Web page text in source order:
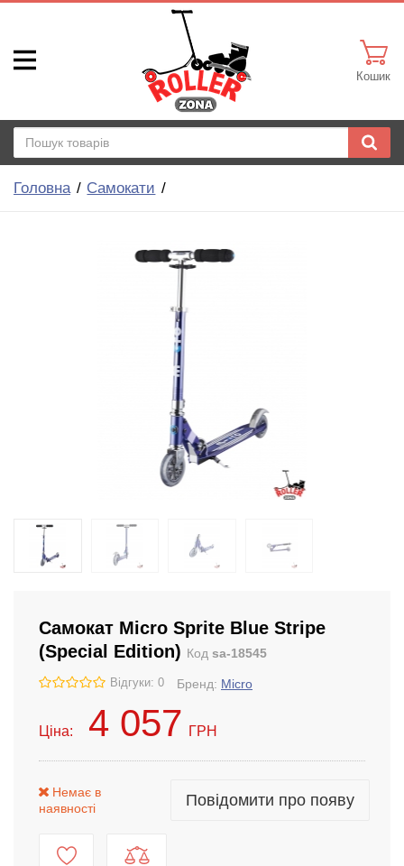
Кошик
Головна Самокати
Самокат Micro Sprite Blue Stripe
(Special Edition) Код sa-18545
Відгуки: 0 Бренд: Micro
Ціна: 4 057 ГРН
Немає в
наявності
Повідомити про появу